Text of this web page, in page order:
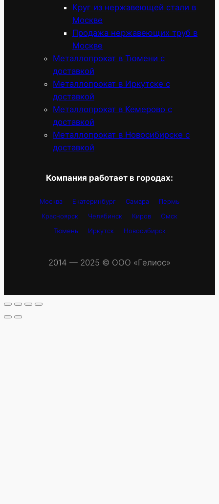
Круг из нержавеющей стали в
Москве
Продажа нержавеющих труб в
Москве
Металлопрокат в Тюмени с
доставкой
Металлопрокат в Иркутске с
доставкой
Металлопрокат в Кемерово с
доставкой
Металлопрокат в Новосибирске с
доставкой
Компания работает в городах:
Москва Екатеринбург Самара
Пермь
Красноярск
Челябинск Киров
Омск
Тюмень
Иркутск Новосибирск
2014 — 2025 © OOO «Гелиос»